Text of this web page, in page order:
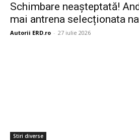
Schimbare neașteptată!
mai antrena selecționata
Autorii ERD.ro - 27 iulie 2026
Stiri diverse